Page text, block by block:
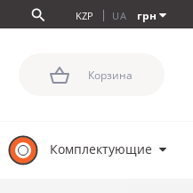
KZP UA грн
Корзина
Комплектующие